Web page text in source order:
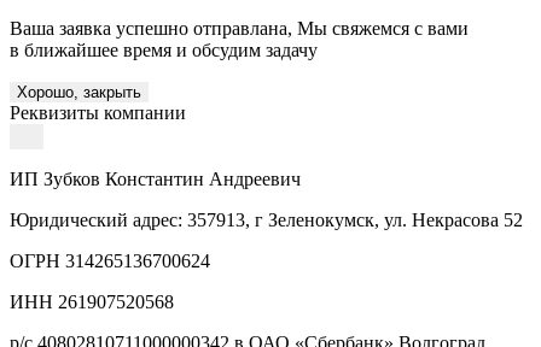
Ваша заявка успешно отправлана, Мы свяжемся с вами
в ближайшее время и обсудим задачу
Хорошо, закрыть
Реквизиты компании
ИП Зубков Константин Андреевич
Юридический адрес: 357913, г Зеленокумск, ул. Некрасова 52
ОГРН 314265136700624
ИНН 261907520568
р/с 40802810711000000342 в ОАО «Сбербанк» Волгоград